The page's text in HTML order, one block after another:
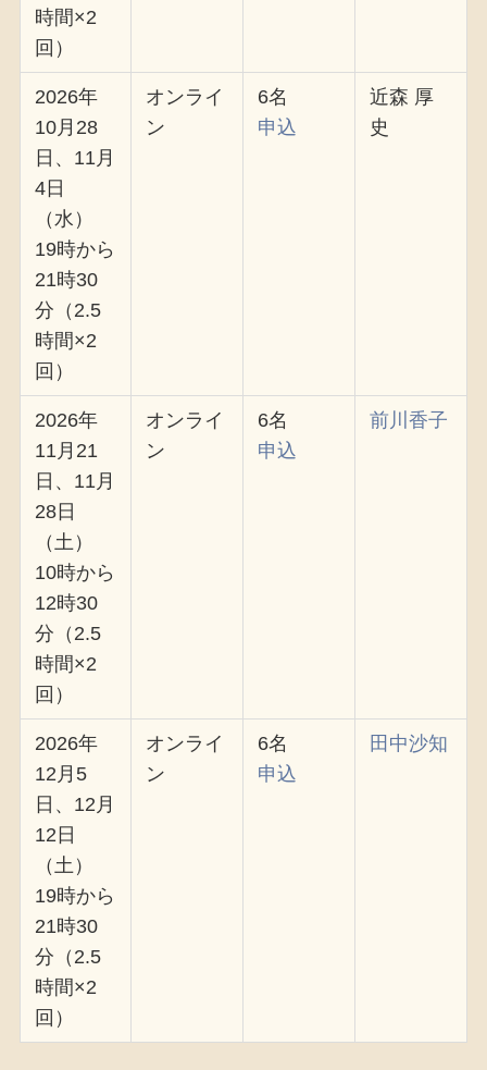
時間×2
回）
2026年
10月28
日、11月
4日
（水）
19時から
21時30
分（2.5
時間×2
回）
オンライ
ン
6名
申込
近森 厚
史
2026年
11月21
日、11月
28日
（土）
10時から
12時30
分（2.5
時間×2
回）
オンライ
ン
6名
申込
前川香子
2026年
12月5
日、12月
12日
（土）
19時から
21時30
分（2.5
時間×2
回）
オンライ
ン
6名
申込
田中沙知